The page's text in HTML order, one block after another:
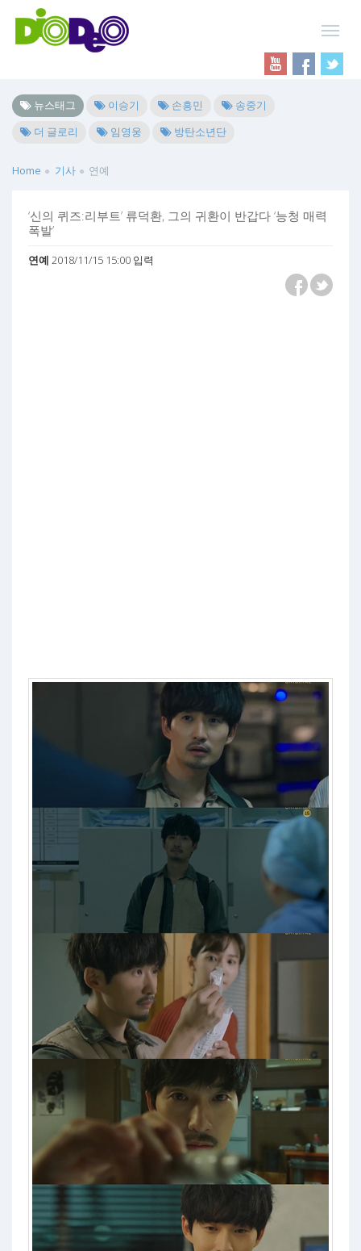
뉴스태그 이승기 손흥민
송중기
더 글로리
임영웅 방탄소년단
Home 기사 연예
‘신의 퀴즈:리부트’ 류덕환, 그의 귀환이 반갑다 ‘능청 매력
폭발’
연예 2018/11/15 15:00 입력